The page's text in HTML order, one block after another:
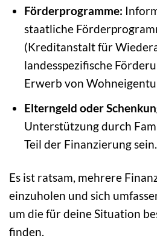
Förderprogramme:
staatliche
(Kreditanstalt für
landesspezifische
Erwerb von
Elterngeld oder
Unterstützung durch
Teil der Finanzierung sein.
Es ist ratsam, mehrere
einzuholen und sich
um die für deine Situation
finden.